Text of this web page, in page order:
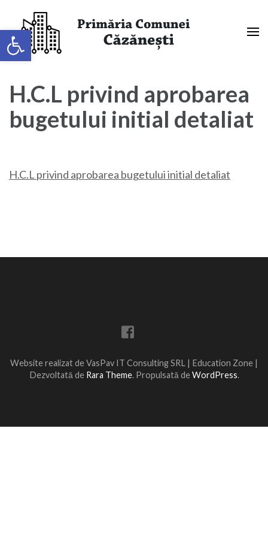
Deschide bara de unelte
conținut
(apasă
Primaria Comunei Căzănești,
Mehedinți
H.C.L privind aprobarea
bugetului initial detaliat
H.C.L privind aprobarea bugetului initial detaliat
Website realizat de VasPav IT Consulting SRL | Education Zone |
Dezvoltată de Rara Theme. Propulsată deWordPress.